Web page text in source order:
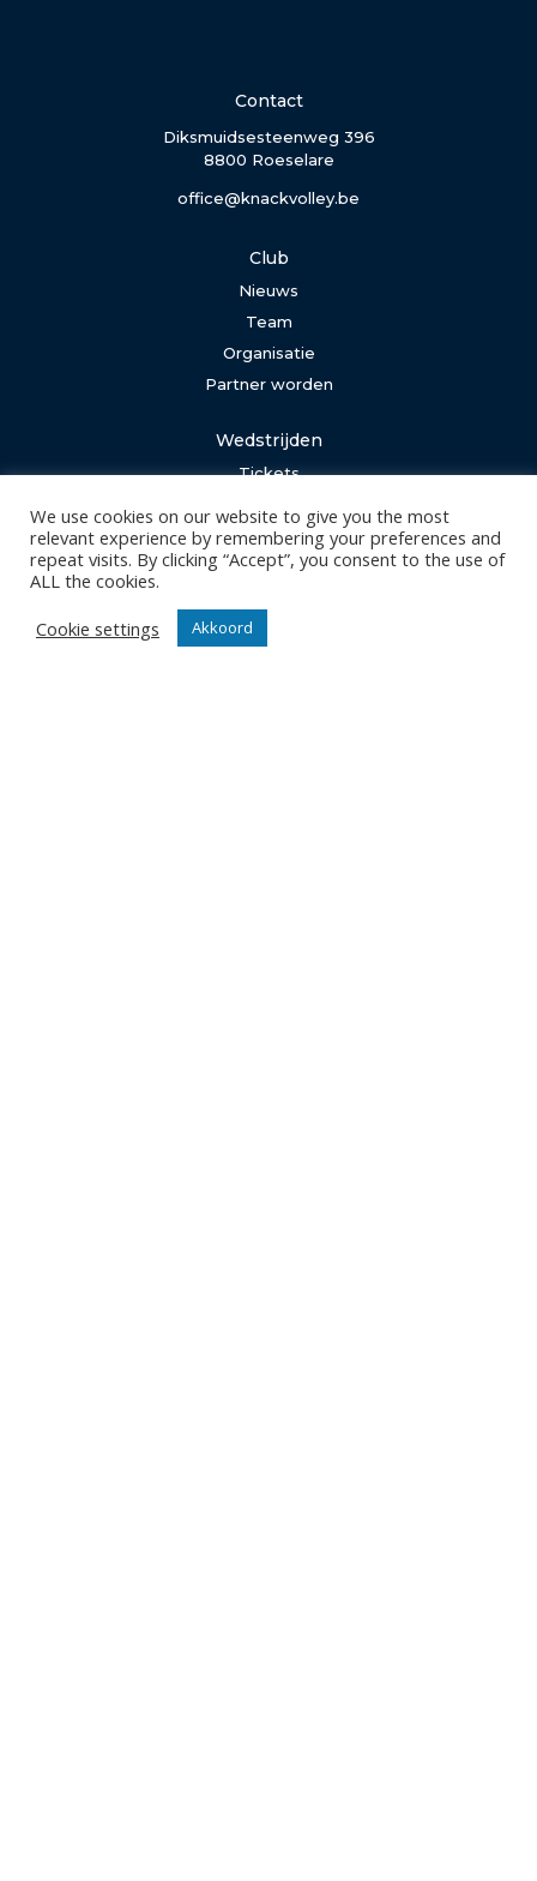
Contact
Diksmuidsesteenweg 396
8800 Roeselare
office@knackvolley.be
Club
Nieuws
Team
Organisatie
Partner worden
Wedstrijden
Tickets
Algemeen
Events
We use cookies on our website to give you the most
relevant experience by remembering your preferences and
repeat visits. By clicking “Accept”, you consent to the use of
ALL the cookies.
Cookie settings
Akkoord